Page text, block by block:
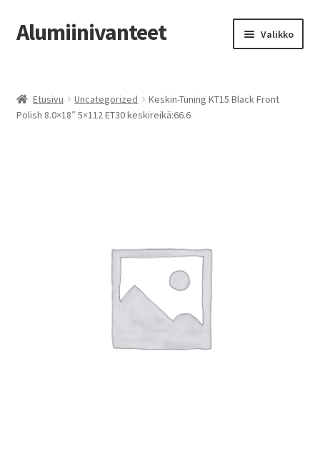
Siirry
navigointiin
Siirry
sisältöön
Alumiinivanteet Valikko
Kauppa
Etusivu Uncategorized
Keskin-Tuning KT15 Black Front
Polish 8.0×18″ 5×112 ET30 keskireikä:66.6